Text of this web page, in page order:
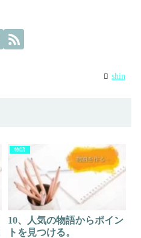
shin
物語
10、人気の物語からポイン
トを見つける。